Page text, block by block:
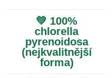
💚 100%
chlorella
pyrenoidosa
(nejkvalitnější
forma)